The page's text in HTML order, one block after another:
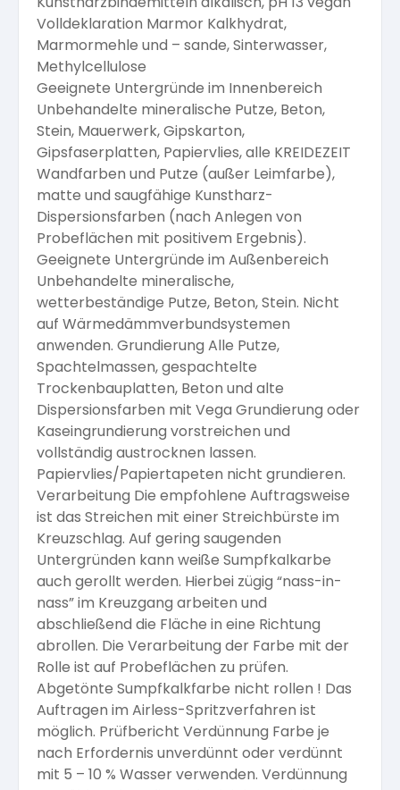
Volldeklaration Marmor Kalkhydrat,
Marmormehle und – sande, Sinterwasser,
Methylcellulose
Geeignete Untergründe im Innenbereich
Unbehandelte mineralische Putze, Beton,
Stein, Mauerwerk, Gipskarton,
Gipsfaserplatten, Papiervlies, alle KREIDEZEIT
Wandfarben und Putze (außer Leimfarbe),
matte und saugfähige Kunstharz-
Dispersionsfarben (nach Anlegen von
Probeflächen mit positivem Ergebnis).
Geeignete Untergründe im Außenbereich
Unbehandelte mineralische,
wetterbeständige Putze, Beton, Stein. Nicht
auf Wärmedämmverbundsystemen
anwenden. Grundierung Alle Putze,
Spachtelmassen, gespachtelte
Trockenbauplatten, Beton und alte
Dispersionsfarben mit Vega Grundierung oder
Kaseingrundierung vorstreichen und
vollständig austrocknen lassen.
Papiervlies/Papiertapeten nicht grundieren.
Verarbeitung Die empfohlene Auftragsweise
ist das Streichen mit einer Streichbürste im
Kreuzschlag. Auf gering saugenden
Untergründen kann weiße Sumpfkalkarbe
auch gerollt werden. Hierbei zügig “nass-in-
nass” im Kreuzgang arbeiten und
abschließend die Fläche in eine Richtung
abrollen. Die Verarbeitung der Farbe mit der
Rolle ist auf Probeflächen zu prüfen.
Abgetönte Sumpfkalkfarbe nicht rollen ! Das
Auftragen im Airless-Spritzverfahren ist
möglich. Prüfbericht Verdünnung Farbe je
nach Erfordernis unverdünnt oder verdünnt
mit 5 – 10 % Wasser verwenden. Verdünnung